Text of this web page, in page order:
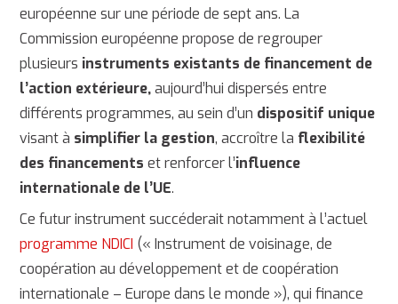
européenne sur une période de sept ans. La
Commission européenne propose de regrouper
plusieurs instruments existants de financement de
l’action extérieure,aujourd’hui dispersés entre
différents programmes, au sein d’un dispositif unique
visant à simplifier la gestion, accroître la flexibilité
des financements et renforcer l’influence
internationale de l’UE.
Ce futur instrument succéderait notamment à l’actuel
programme NDICI (« Instrument de voisinage, de
coopération au développement et de coopération
internationale – Europe dans le monde »), qui finance